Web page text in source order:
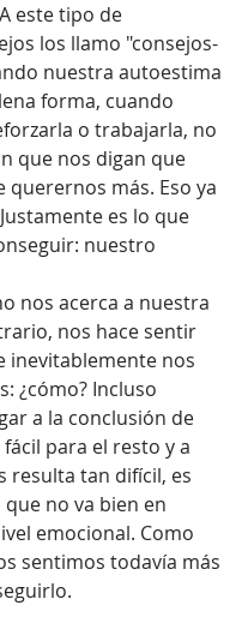
este tipo de
los llamo "consejos-
nuestra autoestima
forma, cuando
o trabajarla, no
que nos digan que
querernos más. Eso ya
es lo que
nuestro
nos acerca a nuestra
nos hace sentir
inevitablemente nos
¿cómo? Incluso
a la conclusión de
para el resto y a
resulta tan difícil, es
no va bien en
emocional. Como
sentimos todavía más